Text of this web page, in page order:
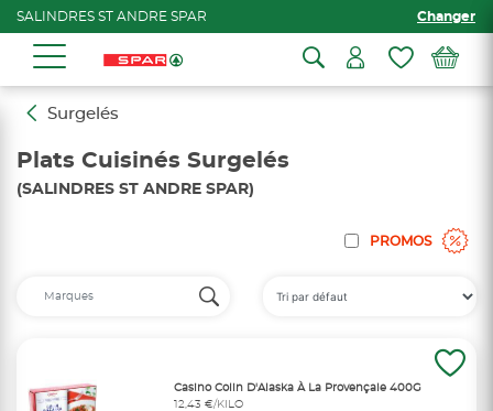
SALINDRES ST ANDRE SPAR Changer
Surgelés
Plats Cuisinés Surgelés
(SALINDRES ST ANDRE SPAR)
PROMOS
Casino Colin D'Alaska À La Provençale 400G
12,43 €/KILO